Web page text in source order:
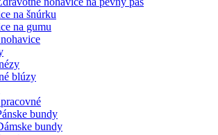
na šnúrku
na gumu
blúzy
bundy
bundy